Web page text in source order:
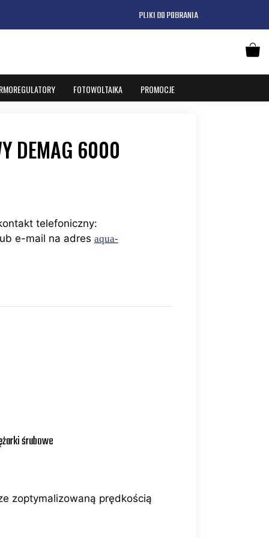
PLIKI DO POBRANIA
FOTOWOLTAIKA PROMOCJE
DEMAG 6000
telefoniczny:
e-mail na adres aqua-
śrubowe
zoptymalizowaną prędkością